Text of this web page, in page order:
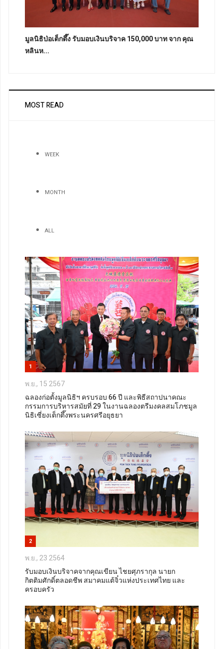
มูลนิธิป่อเต็กตึ๊ง รับมอบเงินบริจาค 150,000 บาท จาก คุณ
หลินห...
MOST READ
WEEK
MONTH
ALL
1
พ.ย., 15 2567
ฉลองก่อตั้งมูลนิธิฯ ครบรอบ 66 ปี และพิธีสถาปนาคณะ
กรรมการบริหารสมัยที่ 29 ในงานฉลองตรีมงคลสมโภชมูล
นิธิเซี่ยงเต็กตึ๊งพระนครศรีอยุธยา
2
พ.ย., 23 2564
รับมอบเงินบริจาคจากคุณเขียน ไชยศุภรากุล นายก
กิตติมศักดิ์ตลอดชีพ สมาคมแต้จิ๋วแห่งประเทศไทย และ
ครอบครัว